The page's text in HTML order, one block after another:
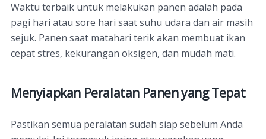
Waktu terbaik untuk melakukan panen adalah pada
pagi hari atau sore hari saat suhu udara dan air masih
sejuk. Panen saat matahari terik akan membuat ikan
cepat stres, kekurangan oksigen, dan mudah mati.
Menyiapkan Peralatan Panen yang Tepat
Pastikan semua peralatan sudah siap sebelum Anda